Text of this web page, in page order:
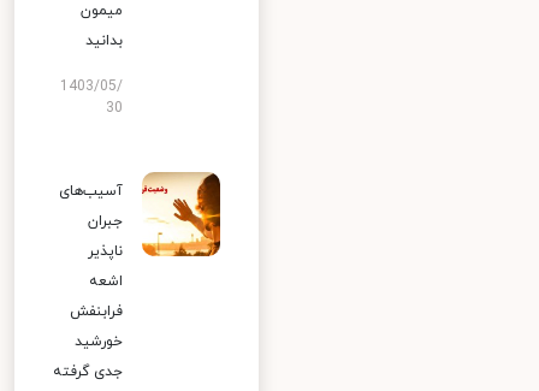
میمون
بدانید
1403/05/
30
آسیب‌های
جبران
ناپذیر
اشعه
فرابنفش
خورشید
جدی گرفته